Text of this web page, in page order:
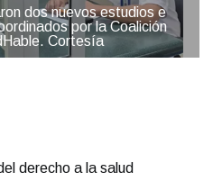
dos nuevos estudios e
por la Coalición
Cortesía
derecho a la salud